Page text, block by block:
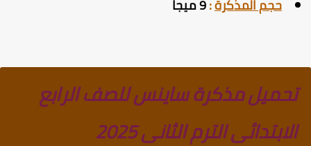
حجم المذكرة:9 ميجا
تحميل مذكرة ساينس للصف الرابع
الابتدائى الترم الثانى 2025